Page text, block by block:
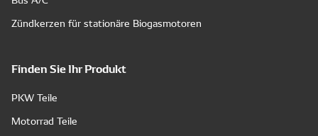
Zündkerzen für stationäre Biogasmotoren
Finden Sie Ihr Produkt
PKW Teile
Motorrad Teile